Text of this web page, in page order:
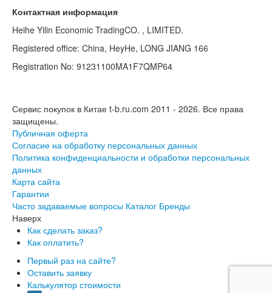
Контактная информация
Heihe Yilin Economic TradingCO. , LIMITED.
Registered office: China, HeyHe, LONG JIANG 166
Registration No: 91231100MA1F7QMP64
Сервис покупок в Китае t-b.ru.com 2011 - 2026. Все права
защищены.
Публичная оферта
Согласие на обработку персональных данных
Политика конфиденциальности и обработки персональных
данных
Карта сайта
Гарантии
Часто задаваемые вопросы Каталог Бренды
Наверх
Как сделать заказ?
Как оплатить?
Первый раз на сайте?
Оставить заявку
Калькулятор стоимости